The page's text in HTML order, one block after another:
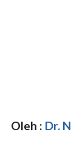
Oleh : Dr.